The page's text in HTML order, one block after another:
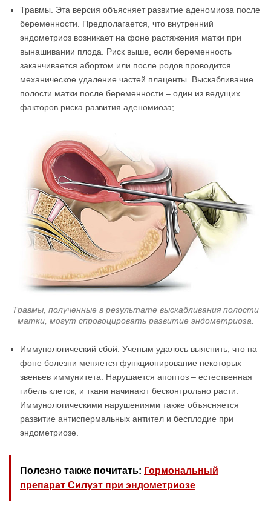
Травмы. Эта версия объясняет развитие аденомиоза после
беременности. Предполагается, что внутренний
эндометриоз возникает на фоне растяжения матки при
вынашивании плода. Риск выше, если беременность
заканчивается абортом или после родов проводится
механическое удаление частей плаценты. Выскабливание
полости матки после беременности – один из ведущих
факторов риска развития аденомиоза;
Травмы, полученные в результате выскабливания полости
матки, могут спровоцировать развитие эндометриоза.
Иммунологический сбой. Ученым удалось выяснить, что на
фоне болезни меняется функционирование некоторых
звеньев иммунитета. Нарушается апоптоз – естественная
гибель клеток, и ткани начинают бесконтрольно расти.
Иммунологическими нарушениями также объясняется
развитие антиспермальных антител и бесплодие при
эндометриозе.
Полезно также почитать: Гормональный
препарат Силуэт при эндометриозе